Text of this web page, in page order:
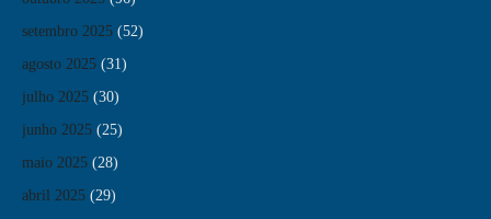
setembro 2025 (52)
agosto 2025 (31)
julho 2025 (30)
junho 2025 (25)
maio 2025 (28)
abril 2025 (29)